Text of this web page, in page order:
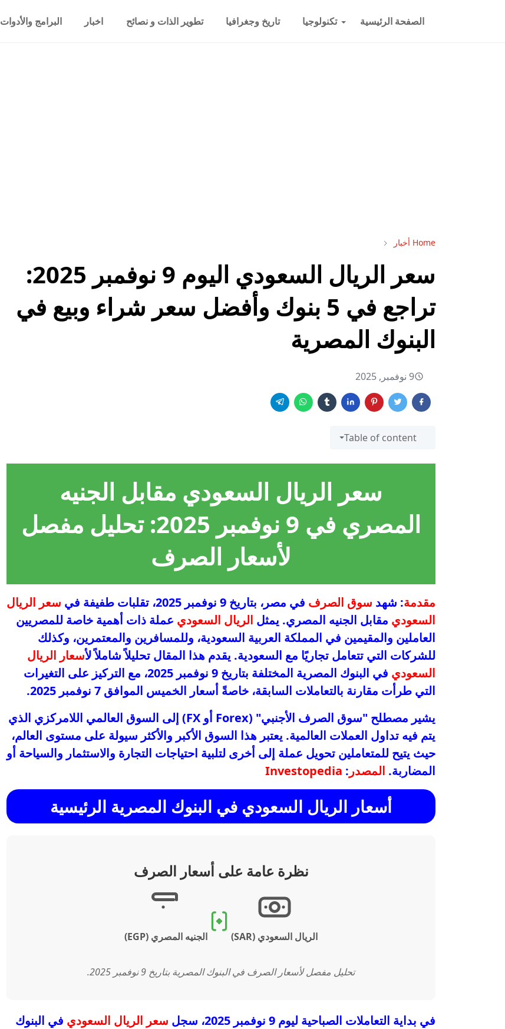
الصفحة الرئيسية تكنولوجيا تاريخ وجغرافيا تطوير الذات و نصائح اخبار البرامج والأدوات
Home أخبار
سعر الريال السعودي اليوم 9 نوفمبر 2025:
تراجع في 5 بنوك وأفضل سعر شراء وبيع في
البنوك المصرية
9 نوفمبر, 2025
Table of content
سعر الريال السعودي مقابل الجنيه
المصري في 9 نوفمبر 2025: تحليل مفصل
لأسعار الصرف
مقدمة: شهد سوق الصرف في مصر، بتاريخ 9 نوفمبر 2025، تقلبات طفيفة في
سعر الريال
السعودي مقابل الجنيه المصري. يمثل الريال السعودي عملة ذات أهمية خاصة للمصريين
العاملين والمقيمين في المملكة العربية السعودية، وللمسافرين والمعتمرين، وكذلك
للشركات التي تتعامل تجاريًا مع السعودية. يقدم هذا المقال تحليلاً شاملاً لأسعار الريال
السعودي
في البنوك المصرية المختلفة بتاريخ 9 نوفمبر 2025، مع التركيز على التغيرات
التي طرأت مقارنة بالتعاملات السابقة، خاصةً أسعار الخميس الموافق 7 نوفمبر 2025.
يشير مصطلح "سوق الصرف الأجنبي" (Forex أو FX) إلى السوق العالمي اللامركزي الذي
يتم فيه تداول العملات العالمية. يعتبر هذا السوق الأكبر والأكثر سيولة على مستوى العالم،
حيث يتيح للمتعاملين تحويل عملة إلى أخرى لتلبية احتياجات التجارة والاستثمار والسياحة أو
المضاربة. المصدر :
Investopedia
أسعار الريال السعودي في البنوك المصرية الرئيسية
نظرة عامة على أسعار الصرف
الريال السعودي (SAR) الجنيه المصري (EGP)
تحليل مفصل لأسعار الصرف في البنوك المصرية بتاريخ 9 نوفمبر 2025.
في بداية التعاملات الصباحية ليوم 9 نوفمبر 2025، سجل سعر الريال السعودي في البنوك